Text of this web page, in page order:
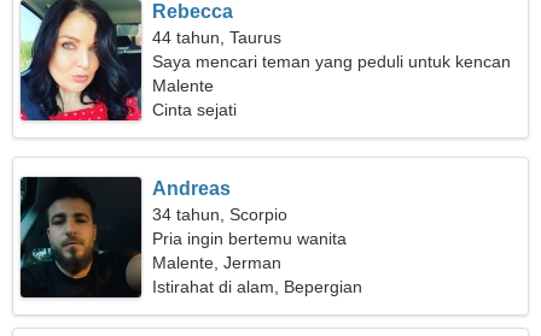
Rebecca
44 tahun, Taurus
Saya mencari teman yang peduli untuk kencan
Malente
Cinta sejati
Andreas
34 tahun, Scorpio
Pria ingin bertemu wanita
Malente, Jerman
Istirahat di alam, Bepergian